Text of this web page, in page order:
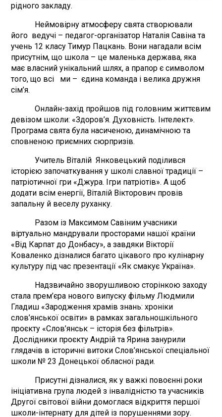
рідного закладу.
Неймовірну атмосферу свята створювали
його ведучі – педагог-організатор Наталія Савіна та
учень 12 класу Тимур Пацкань. Вони нагадали всім
присутнім, що школа – це маленька держава, яка
має власний унікальний шлях, а прапор є символом
того, що всі ми – єдина команда і велика дружня
сім’я.
Онлайн-захід пройшов під головним життєвим
девізом школи: «Здоров’я. Духовність. Інтелект».
Програма свята була насиченою, динамічною та
сповненою приємних сюрпризів.
Учитель Віталій Янковецький поділився
історією започаткування у школі славної традиції –
патріотичної гри «Джура. Ігри патріотів». А щоб
додати всім енергії, Віталій Вікторович провів
запальну й веселу руханку.
Разом із Максимом Савіним учасники
віртуально мандрували просторами нашої країни
«Від Карпат до Донбасу», а завдяки Вікторії
Коваленко дізналися багато цікавого про кулінарну
культуру під час презентації «Як смакує Україна».
Надзвичайно зворушливою сторінкою заходу
стала прем’єра нового випуску фільму Людмили
Гладиш «Зародження храмів знань: хроніки
слов’янської освіти» в рамках загальношкільного
проєкту «Слов’янськ – історія без фільтрів».
Дослідники проєкту Андрій та Ярина занурили
глядачів в історичні витоки Слов’янської спеціальної
школи № 23 Донецької обласної ради.
Присутні дізналися, як у важкі повоєнні роки
ініціативна група людей з інвалідністю та учасників
Другої світової війни домоглася відкриття першої
школи-інтернату для дітей із порушеннями зору.